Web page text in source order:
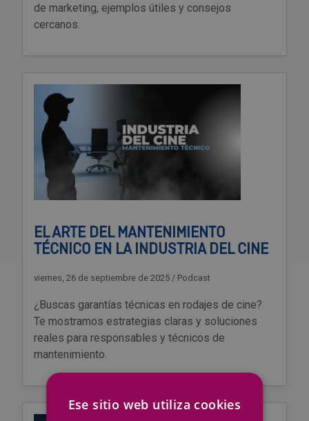
de marketing, ejemplos útiles y consejos
cercanos.
EL ARTE DEL MANTENIMIENTO
TÉCNICO EN LA INDUSTRIA DEL CINE
viernes, 26 de septiembre de 2025 / Podcast
¿Buscas garantías técnicas en rodajes de cine?
Te mostramos estrategias claras y soluciones
reales para responsables y técnicos de
mantenimiento.
Ese sitio web utiliza cookies